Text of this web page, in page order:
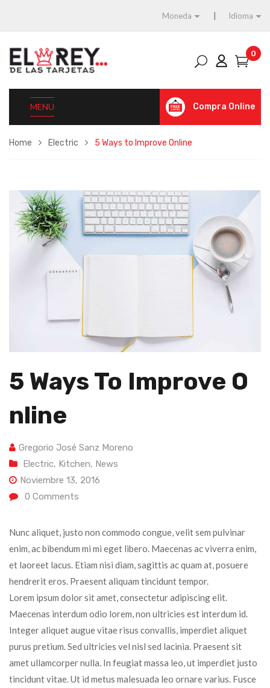
Moneda Idioma
0
MENU Compra Online
Home Electric 5 Ways to Improve Online
5 Ways To Improve O
Nline
Gregorio José Sanz Moreno
Electric, Kitchen, News
Noviembre 13, 2016
0 Comments
Nunc aliquet, justo non commodo congue, velit sem pulvinar
enim, ac bibendum mi mi eget libero. Maecenas ac viverra enim,
et laoreet lacus. Etiam nisi diam, sagittis ac quam at, posuere
hendrerit eros. Praesent aliquam tincidunt tempor.
Lorem ipsum dolor sit amet, consectetur adipiscing elit.
Maecenas interdum odio lorem, non ultricies est interdum id.
Integer aliquet augue vitae risus convallis, imperdiet aliquet
purus pretium. Sed ultricies vel nisl sed lacinia. Praesent sit
amet ullamcorper nulla. In feugiat massa leo, ut imperdiet justo
tincidunt vitae. Ut id metus malesuada leo ornare varius. Fusce